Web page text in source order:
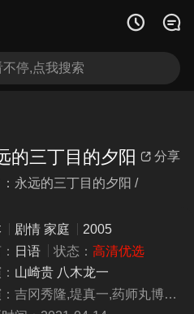
 
 分享
的三丁目的夕阳
永远的三丁目的夕阳 /
剧情 家庭
2005
日语 状态： 高清优选
山崎贵 八木龙一
吉冈秀隆,堤真一,药师丸博子,小雪,堀北真希,小清水一挥